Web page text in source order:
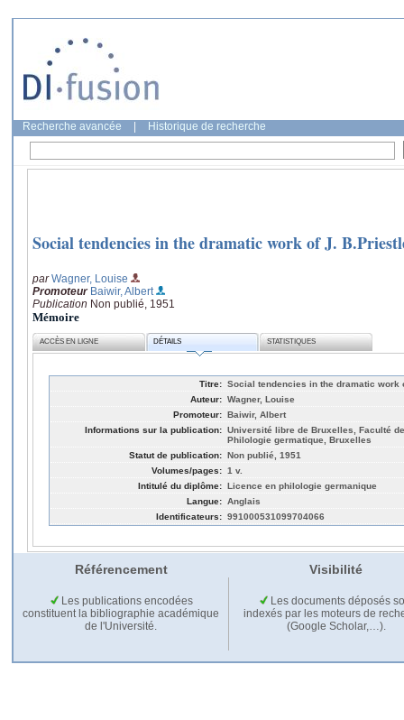
Recherche avancée Historique de recherche
Social tendencies in the dramatic work of J.
parWagner, Louise
Promoteur Baiwir, Albert
Publication Non publié, 1951
Mémoire
ACCÈS EN LIGNE DÉTAILS STATISTIQUES
Titre: Social tendencies in the dramatic work
Auteur: Wagner, Louise
Promoteur: Baiwir, Albert
Informations sur la publication: Université libre de Bruxelles, Faculté
Philologie germatique, Bruxelles
Statut de publication: Non publié, 1951
Volumes/pages: 1 v.
Intitulé du diplôme: Licence en philologie germanique
Langue: Anglais
Identificateurs: 991000531099704066
Référencement Visibilité
Les publications encodées
constituent la bibliographie académique
de l'Université.
Les documents déposés
indexés par les moteurs de
(Google Scholar,…).